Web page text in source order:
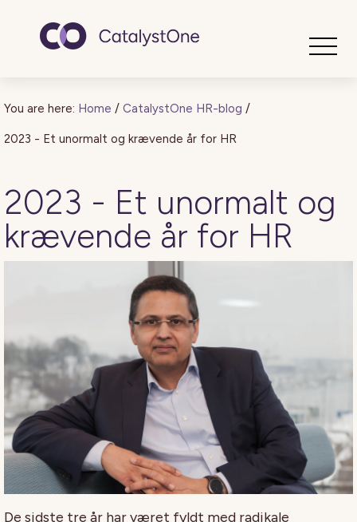
You are here: Home / CatalystOne HR-blog /
2023 - Et unormalt og krævende år for HR
2023 - Et unormalt og
krævende år for HR
De sidste tre år har været fyldt med radikale